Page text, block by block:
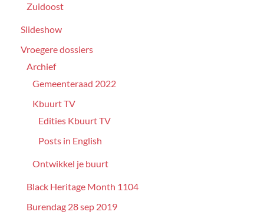
Zuidoost
Slideshow
Vroegere dossiers
Archief
Gemeenteraad 2022
Kbuurt TV
Edities Kbuurt TV
Posts in English
Ontwikkel je buurt
Black Heritage Month 1104
Burendag 28 sep 2019